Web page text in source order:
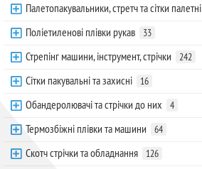
Палетопакувальники, стретч та сітки палетні
Поліетиленові плівки рукав 33
Стрепінг машини, інструмент, стрічки 242
Сітки пакувальні та захисні 16
Обандеролювачі та стрічки до них 4
Термозбіжні плівки та машини 64
Скотч стрічки та обладнання 126